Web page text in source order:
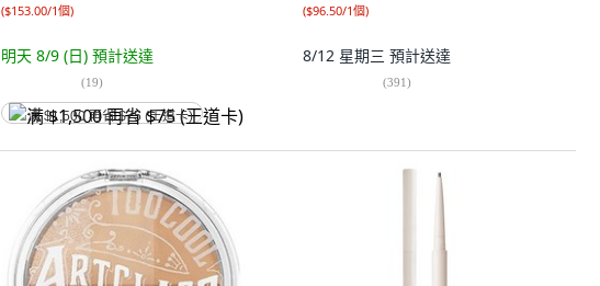
($153.00/1個)
明天 8/9 (日) 預計送達
(19)
满 $1,500 再省 $75 (王道卡)
($96.50/1個)
8/12 星期三 預計送達
(391)